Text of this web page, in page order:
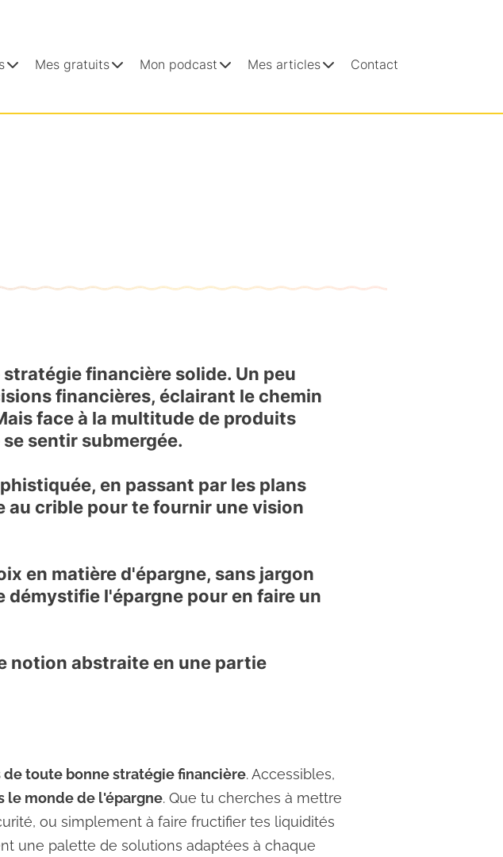
Mes gratuits Mon podcast Mes articles Contact
financière solide. Un peu
financières, éclairant le chemin
face à la multitude de produits
sentir submergée.
en passant par les plans
au crible pour te fournir une vision
en matière d'épargne, sans jargon
l'épargne pour en faire un
notion abstraite en une partie
toute bonne stratégie financière. Accessibles,
le monde de l'épargne. Que tu cherches à mettre
ou simplement à faire fructifier tes liquidités
une palette de solutions adaptées à chaque